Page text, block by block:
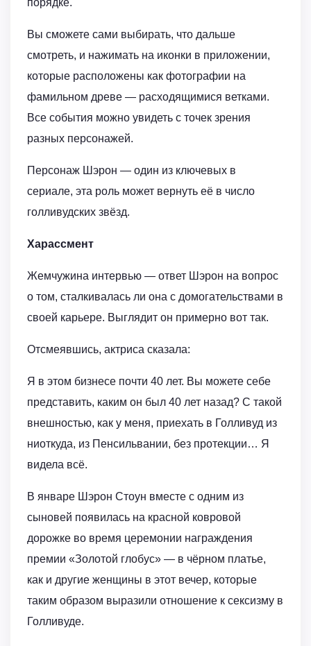
Вы сможете сами выбирать, что дальше
смотреть, и нажимать на иконки в приложении,
которые расположены как фотографии на
фамильном древе — расходящимися ветками.
Все события можно увидеть с точек зрения
разных персонажей.
Персонаж Шэрон — один из ключевых в
сериале, эта роль может вернуть её в число
голливудских звёзд.
Харассмент
Жемчужина интервью — ответ Шэрон на вопрос
о том, сталкивалась ли она с домогательствами в
своей карьере. Выглядит он примерно вот так.
Отсмеявшись, актриса сказала:
Я в этом бизнесе почти 40 лет. Вы можете себе
представить, каким он был 40 лет назад? С такой
внешностью, как у меня, приехать в Голливуд из
ниоткуда, из Пенсильвании, без протекции… Я
видела всё.
В январе Шэрон Стоун вместе с одним из
сыновей появилась на красной ковровой
дорожке во время церемонии награждения
премии «Золотой глобус» — в чёрном платье,
как и другие женщины в этот вечер, которые
таким образом выразили отношение к сексизму в
Голливуде.